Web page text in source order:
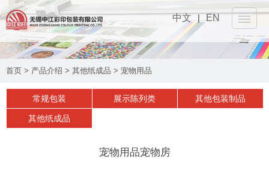
中文 | EN
网站首页
产品介绍
首页 > 产品介绍 > 其他纸成品 > 宠物用品
常规包装 展示陈列类 其他包装制品
其他纸成品
宠物用品宠物房